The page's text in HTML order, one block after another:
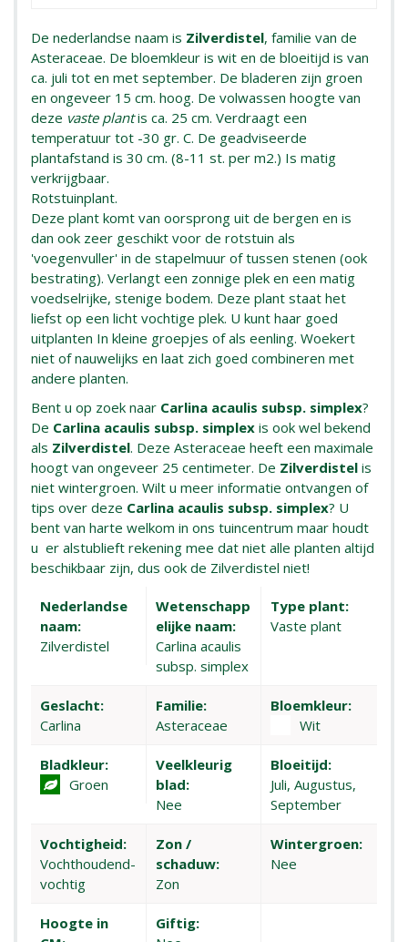
De nederlandse naam is Zilverdistel, familie van de
Asteraceae. De bloemkleur is wit en de bloeitijd is van
ca. juli tot en met september. De bladeren zijn groen
en ongeveer 15 cm. hoog. De volwassen hoogte van
deze vaste plantis ca. 25 cm. Verdraagt een
temperatuur tot -30 gr. C. De geadviseerde
plantafstand is 30 cm. (8-11 st. per m2.) Is matig
verkrijgbaar.
Rotstuinplant.
Deze plant komt van oorsprong uit de bergen en is
dan ook zeer geschikt voor de rotstuin als
'voegenvuller' in de stapelmuur of tussen stenen (ook
bestrating). Verlangt een zonnige plek en een matig
voedselrijke, stenige bodem. Deze plant staat het
liefst op een licht vochtige plek. U kunt haar goed
uitplanten In kleine groepjes of als eenling. Woekert
niet of nauwelijks en laat zich goed combineren met
andere planten.
Bent u op zoek naar Carlina acaulis subsp. simplex?
De Carlina acaulis subsp. simplex is ook wel bekend
als Zilverdistel. Deze Asteraceae heeft een maximale
hoogt van ongeveer 25 centimeter. De Zilverdistel is
niet wintergroen. Wilt u meer informatie ontvangen of
tips over deze Carlina acaulis subsp. simplex? U
bent van harte welkom in ons tuincentrum maar houdt
u er alstublieft rekening mee dat niet alle planten altijd
beschikbaar zijn, dus ook de Zilverdistel niet!
Nederlandse
naam:
Zilverdistel
Wetenschapp
elijke naam:
Carlina acaulis
subsp. simplex
Type plant:
Vaste plant
Geslacht:
Carlina
Familie:
Asteraceae
Bloemkleur:
Wit
Bladkleur:
Groen
Veelkleurig
blad:
Nee
Bloeitijd:
Juli, Augustus,
September
Vochtigheid:
Vochthoudend-
vochtig
Zon /
schaduw:
Zon
Wintergroen:
Nee
Hoogte in
Giftig: